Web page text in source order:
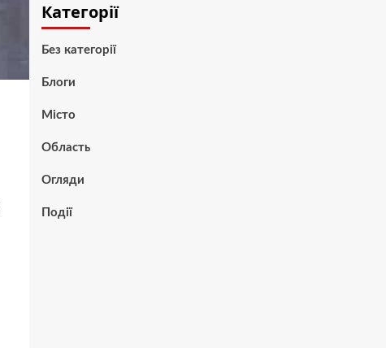
Категорії
Без категорії
Блоги
Місто
Область
Огляди
Події